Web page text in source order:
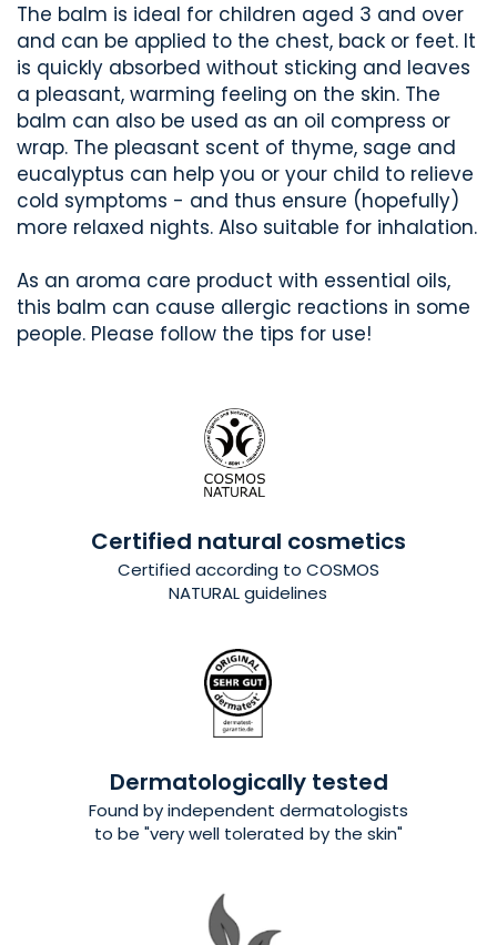
The balm is ideal for children aged 3 and over
and can be applied to the chest, back or feet. It
is quickly absorbed without sticking and leaves
a pleasant, warming feeling on the skin. The
balm can also be used as an oil compress or
wrap. The pleasant scent of thyme, sage and
eucalyptus can help you or your child to relieve
cold symptoms - and thus ensure (hopefully)
more relaxed nights. Also suitable for inhalation.
As an aroma care product with essential oils,
this balm can cause allergic reactions in some
people. Please follow the tips for use!
Certified natural cosmetics
Certified according to COSMOS
NATURAL guidelines
Dermatologically tested
Found by independent dermatologists
to be "very well tolerated by the skin"